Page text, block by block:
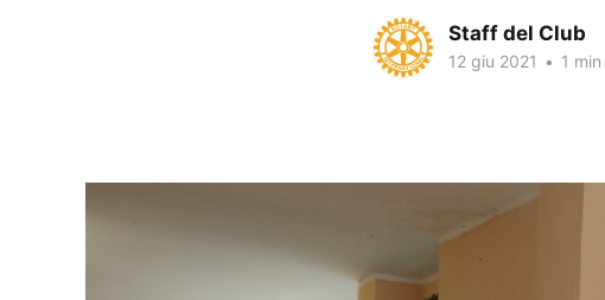
Staff del Club
12 giu 2021 • 1